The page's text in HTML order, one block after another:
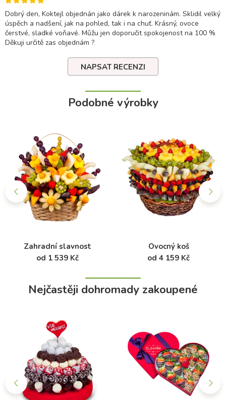
Dobrý den, Koktejl objednán jako dárek k narozeninám. Sklidil velký
úspěch a nadšení, jak na pohled, tak i na chuť. Krásný, ovoce
čerstvé, sladké voňavé. Můžu jen doporučit spokojenost na 100 %
Děkuji určitě zas objednám ?
NAPSAT RECENZI
Podobné výrobky
Zahradní slavnost
od 1 539 Kč
Ovocný koš
od 4 159 Kč
Nejčastěji dohromady zakoupené